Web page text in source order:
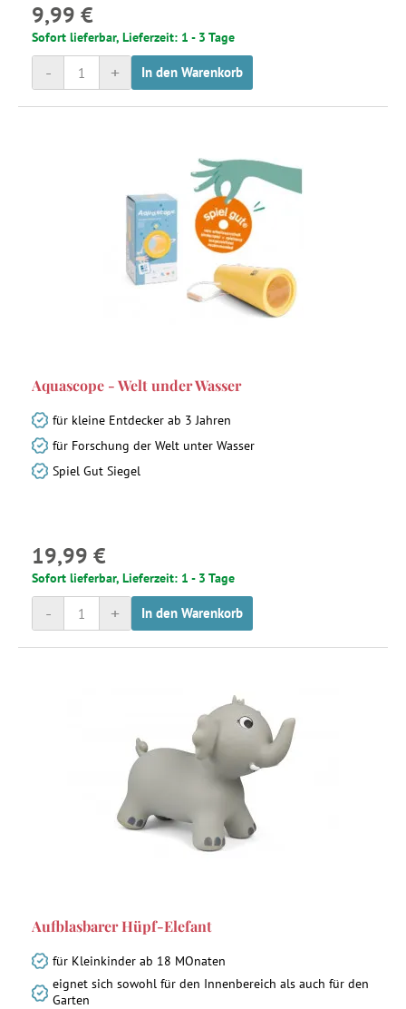
9,99 €
Sofort lieferbar, Lieferzeit: 1 - 3 Tage
+
- In den Warenkorb
Aquascope - Welt under Wasser
für kleine Entdecker ab 3 Jahren
für Forschung der Welt unter Wasser
Spiel Gut Siegel
19,99 €
Sofort lieferbar, Lieferzeit: 1 - 3 Tage
+
- In den Warenkorb
Aufblasbarer Hüpf-Elefant
für Kleinkinder ab 18 MOnaten
eignet sich sowohl für den Innenbereich als auch für den
Garten